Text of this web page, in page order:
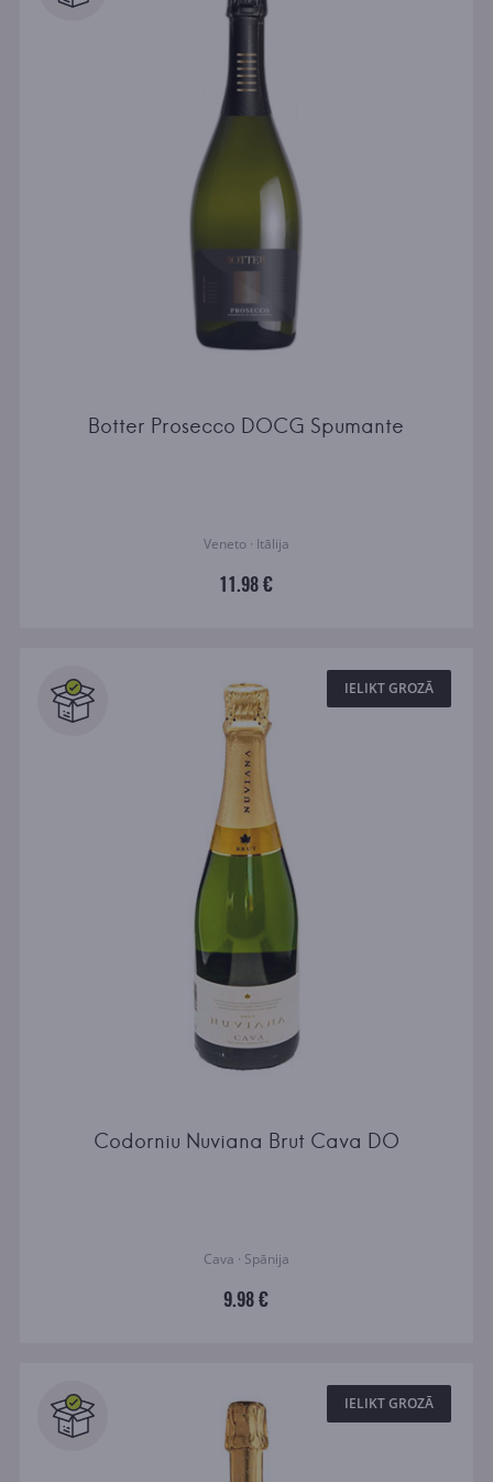
Botter Prosecco DOCG Spumante
Veneto · Itālija
11.98 €
IELIKT GROZĀ
Codorniu Nuviana Brut Cava DO
Cava · Spānija
9.98 €
IELIKT GROZĀ